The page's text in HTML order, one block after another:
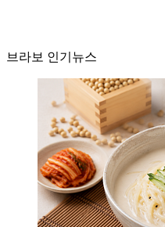
브라보 인기뉴스